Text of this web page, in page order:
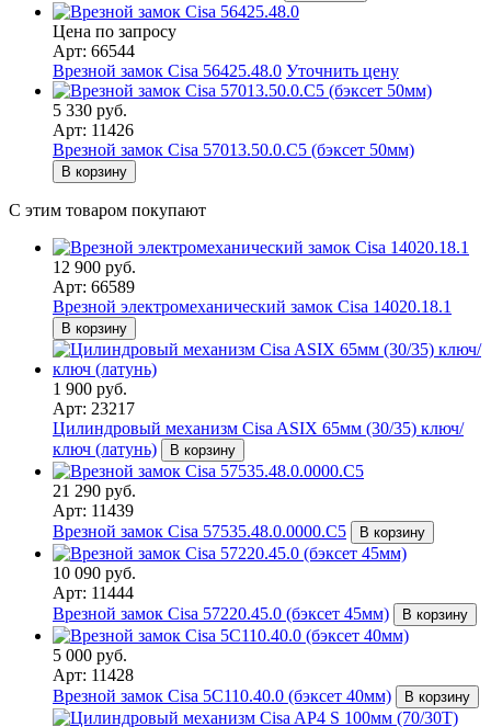
Цена по запросу
Арт: 66544
Врезной замок Cisa 56425.48.0 Уточнить цену
5 330 руб.
Арт: 11426
Врезной замок Cisa 57013.50.0.C5 (бэксет 50мм)
В корзину
С этим товаром покупают
12 900 руб.
Арт: 66589
Врезной электромеханический замок Cisa 14020.18.1
В корзину
1 900 руб.
Арт: 23217
Цилиндровый механизм Cisa ASIX 65мм (30/35) ключ/
ключ (латунь)
В корзину
21 290 руб.
Арт: 11439
Врезной замок Cisa 57535.48.0.0000.C5
В корзину
10 090 руб.
Арт: 11444
Врезной замок Cisa 57220.45.0 (бэксет 45мм)
В корзину
5 000 руб.
Арт: 11428
Врезной замок Cisa 5C110.40.0 (бэксет 40мм)
В корзину